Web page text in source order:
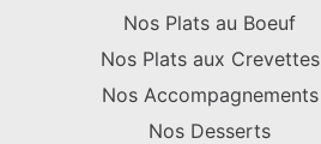
Nos Plats au Boeuf
Nos Plats aux Crevettes
Nos Accompagnements
Nos Desserts